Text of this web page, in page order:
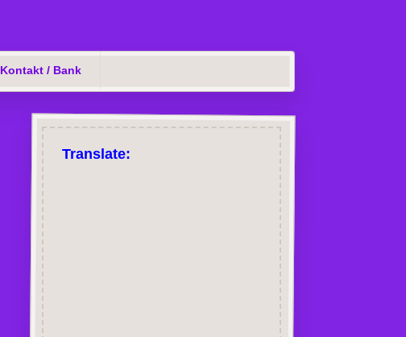
Kontakt / Bank
Translate: